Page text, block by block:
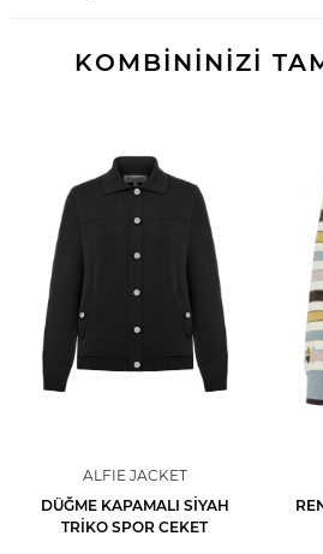
KOMBİNİNİZİ
ALFIE JACKET
DÜĞME KAPAMALI SIYAH
TRIKO SPOR CEKET